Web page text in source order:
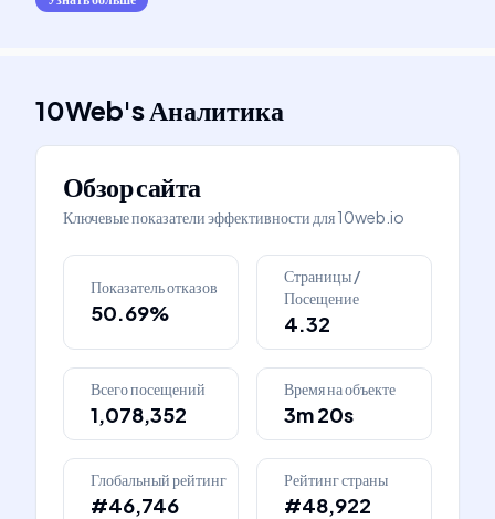
10Web'sАналитика
Обзор сайта
Ключевые показатели эффективности для10web.io
Показатель отказов
50.69%
Страницы /
Посещение
4.32
Всего посещений
1,078,352
Время на объекте
3m 20s
Глобальный рейтинг
#46,746
Рейтинг страны
#48,922